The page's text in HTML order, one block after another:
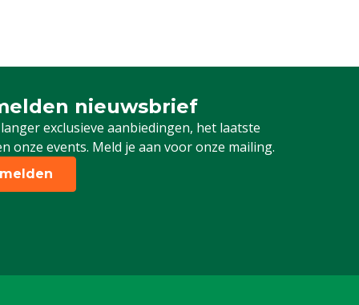
nieuwsbrief
exclusieve aanbiedingen, het laatste
onze events. Meld je aan voor onze mailing.
in voor onze nieuwsbrief